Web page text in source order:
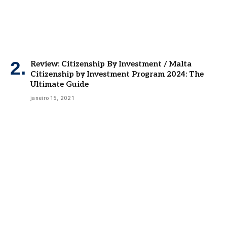
Review: Citizenship By Investment / Malta
Citizenship by Investment Program 2024: The
Ultimate Guide
janeiro 15, 2021